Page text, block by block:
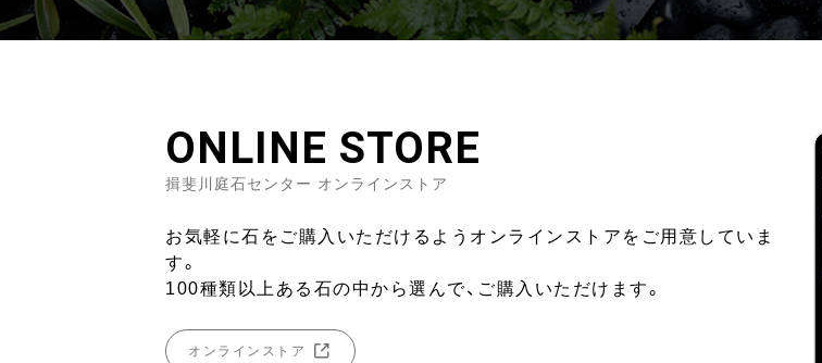
ONLINE STORE
揖斐川庭石センター オンラインストア
お気軽に石をご購入いただけるようオンラインストアをご用意していま
す。
100種類以上ある石の中から選んで、ご購入いただけます。
オンラインストア